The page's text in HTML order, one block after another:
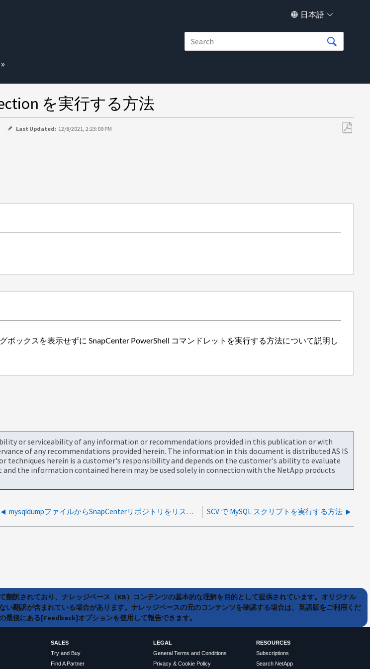
日本語
を実行する方法
Last Updated: 12/8/2021, 2:23:09 PM
ボックスを表示せずに SnapCenter PowerShell コマンドレットを実行する方法について説明し
or serviceability of any information or recommendations provided in this publication or with
of any recommendations provided herein. The information in this document is distributed AS IS
herein is a customer's responsibility and depends on the customer's ability to evaluate
the information contained herein may be used solely in connection with the NetApp products
mysqldumpファイルからSnapCenterリポジトリをリストアする方法 SCV で MySQL スクリプトを実行する方法
翻訳されており、ナレッジベース（KB）コンテンツの基本的な理解を目的として提供されています。オリジナル
い翻訳が含まれている場合があります。ナレッジベースの元のコンテンツを確認する場合は、英語版をご利用くだ
最後にある[Feedback]オプションを使用して報告できます。
SALES
Try and Buy
Find A Partner
LEGAL
General Terms and Conditions
Privacy & Cookie Policy
RESOURCES
Subscriptions
Search NetApp